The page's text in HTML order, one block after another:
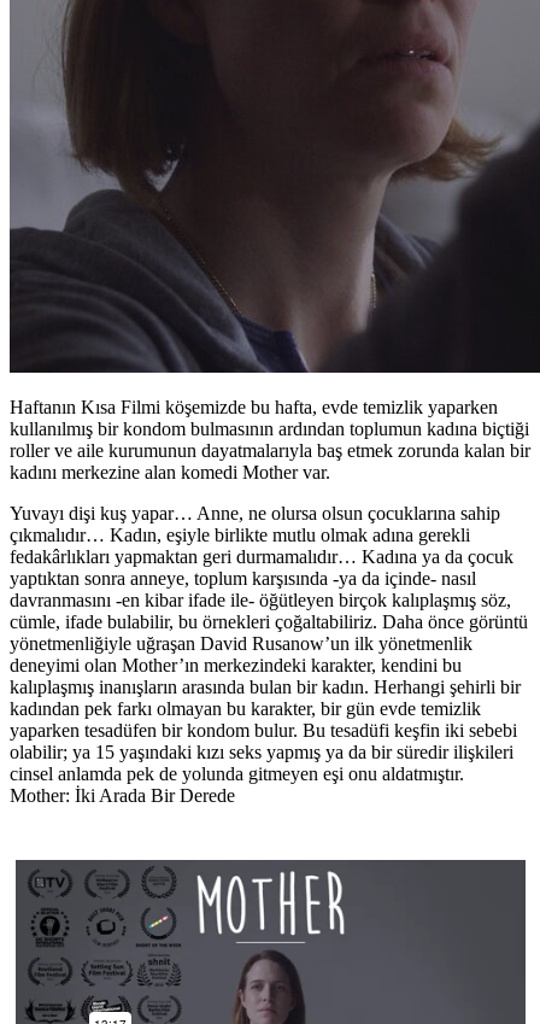
Haftanın Kısa Filmi köşemizde bu hafta, evde temizlik yaparken
kullanılmış bir kondom bulmasının ardından toplumun kadına biçtiği
roller ve aile kurumunun dayatmalarıyla baş etmek zorunda kalan bir
kadını merkezine alan komedi Mother var.
Yuvayı dişi kuş yapar… Anne, ne olursa olsun çocuklarına sahip
çıkmalıdır… Kadın, eşiyle birlikte mutlu olmak adına gerekli
fedakârlıkları yapmaktan geri durmamalıdır… Kadına ya da çocuk
yaptıktan sonra anneye, toplum karşısında -ya da içinde- nasıl
davranmasını -en kibar ifade ile- öğütleyen birçok kalıplaşmış söz,
cümle, ifade bulabilir, bu örnekleri çoğaltabiliriz. Daha önce görüntü
yönetmenliğiyle uğraşan David Rusanow’un ilk yönetmenlik
deneyimi olan Mother’ın merkezindeki karakter, kendini bu
kalıplaşmış inanışların arasında bulan bir kadın. Herhangi şehirli bir
kadından pek farkı olmayan bu karakter, bir gün evde temizlik
yaparken tesadüfen bir kondom bulur. Bu tesadüfi keşfin iki sebebi
olabilir; ya 15 yaşındaki kızı seks yapmış ya da bir süredir ilişkileri
cinsel anlamda pek de yolunda gitmeyen eşi onu aldatmıştır.
Mother: İki Arada Bir Derede